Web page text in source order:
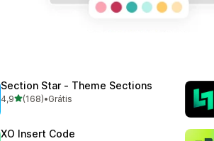
Section Star ‑ Theme Sections
4,9de 5 estrelas
(168)
168 avaliações ao todo
•Grátis
XO Insert Code